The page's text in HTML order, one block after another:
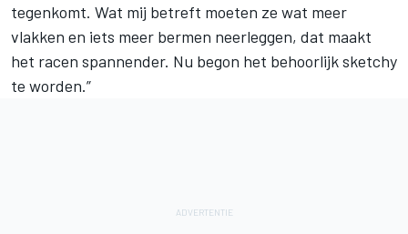
tegenkomt. Wat mij betreft moeten ze wat meer
vlakken en iets meer bermen neerleggen, dat maakt
het racen spannender. Nu begon het behoorlijk sketchy
te worden.”